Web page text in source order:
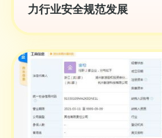
力行业安全规范发展